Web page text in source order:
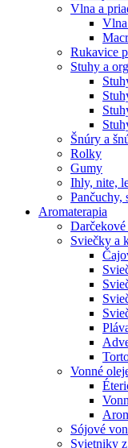
Vlna a
Rukavice
Stuhy a
Šnúry a
Rolky
Gumy
Ihly, nite,
Pančuchy,
Aromaterapia
Sviečky a
Vonné
Sójové
Svietniky